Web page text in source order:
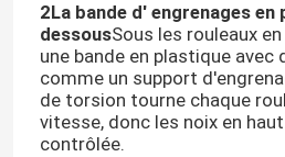
2La bande d' engrenages en
dessousSous les rouleaux
une bande en plastique
comme un support
de torsion tourne chaque
vitesse, donc les noix en
contrôlée.